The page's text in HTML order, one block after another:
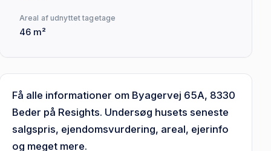
Areal af udnyttet tagetage
46 m²
Få alle informationer om Byagervej 65A, 8330
Beder på Resights. Undersøg husets seneste
salgspris, ejendomsvurdering, areal, ejerinfo
og meget mere.